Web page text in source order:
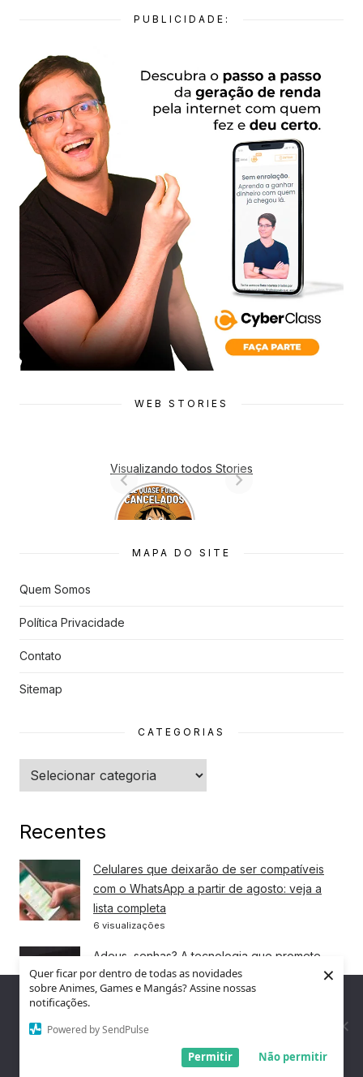
Quer ficar por dentro de todas as novidades
sobre Animes, Games e Mangás? Assine nossas
notificações.
Powered by SendPulse
Não permitir
Permitir
×
PUBLICIDADE:
WEB STORIES
Visualizando todos Stories
7 Animes
que quase
s
MAPA DO SITE
Quem Somos
Política Privacidade
Contato
Sitemap
CATEGORIAS
Categorias
Recentes
Celulares que deixarão de ser compatíveis
com o WhatsApp a partir de agosto: veja a
lista completa
6 visualizações
Adeus, senhas? A tecnologia que promete
acabar com uma das maiores dores da
internet
Nós utilizamos cookies para garantir que você tenha a melhor
experiência em nosso site. Se você continua a usar este site,
assumimos que você está satisfeito.
Entendi!